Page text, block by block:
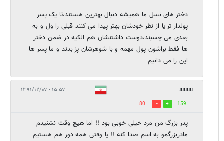
دختر های نسل ما همیشه دنبال بهترین هستند،تا یک پسر
پولدار تر یا از نظر خودشان بهتر پیدا می کنند قبلی را ول و به
بعدی می چسبند،دوست داشتنشان هم الکیه در ضمن دختر
ها فقط براشون پول مهمه و با شوهرشان پز بدند و ما پسر ها
این را می دانیم
!!!!!!!!! ۱۵:۵۷ - ۱۳۹۱/۱۲/۰۷
159
80
پدر بزرگ من مرد خیلی خوبی بود !! اما هیچ وقت نشنیدم
مادربزرگمو به اسم صدا کنه !! یا وقتی همه دور هم هستیم